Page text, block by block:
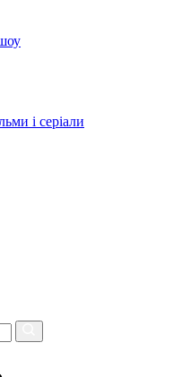
і серіали